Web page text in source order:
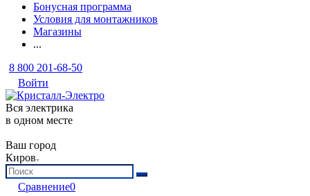
Бонусная программа
Условия для монтажников
Магазины
...
8 800 201-68-50
Войти
Вся электрика
в одном месте
Ваш город
Киров
Сравнение0